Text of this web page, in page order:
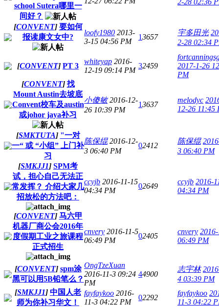
school Sutera哪里一
间好？
[CONVENT] 要如何
报读康文女中?
loofy1980 2013-
3-15 04:56 PM
13657
宇多田光
2-28 02:34
[CONVENT] PT 3
whiteyap 2016-
12-19 09:14 PM
32459
2017-1-26
PM
[CONVENT] 找
Mount Austin去坡底
Convent校车及austin
或johor jaya补习
小傻敏 2016-12-
26 10:39 PM
13637
melodyc
12-26 11:45
[SMKTUTA] "一对
一“ 或 “小组” 上门补
习
陈保绲 2016-12-
3 06:40 PM
02412
陈保绲
3 06:40 PM
[SMKJJ1] SPM考
试，担心自己无法正
常发挥？ 介绍大家几
招放松的方法吧：
ccyjb 2016-11-15
04:34 PM
02649
ccyjb 2016-
04:34 PM
[CONVENT] 马六甲
机器厂商公会2016年
度假期工业之旅课程
正式招生
cnvery 2016-11-5
06:49 PM
02405
cnvery
06:49 PM
[CONVENT] spm涂
黑可以用5B铅笔么？
OngTzeXuan
2016-11-3 09:24
PM
44900
志宇林
4 03:39 PM
[SMKJJ1] 中国人老
师为你补习华文！
fayfaykoo 2016-
11-3 04:22 PM
02292
fayfaykoo
11-3 04:22